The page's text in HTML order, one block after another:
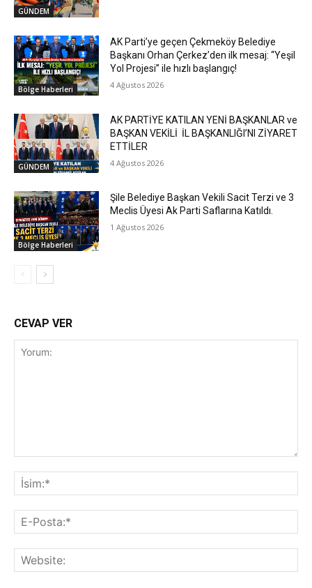
GÜNDEM
Bölge Haberleri
AK Parti’ye geçen Çekmeköy Belediye
Başkanı Orhan Çerkez’den ilk mesaj: “Yeşil
Yol Projesi” ile hızlı başlangıç!
4 Ağustos 2026
GÜNDEM
AK PARTİYE KATILAN YENİ BAŞKANLAR ve
BAŞKAN VEKİLİ İL BAŞKANLIĞI’NI ZİYARET
ETTİLER
4 Ağustos 2026
Bölge Haberleri
Şile Belediye Başkan Vekili Sacit Terzi ve 3
Meclis Üyesi Ak Parti Saflarına Katıldı.
1 Ağustos 2026
CEVAP VER